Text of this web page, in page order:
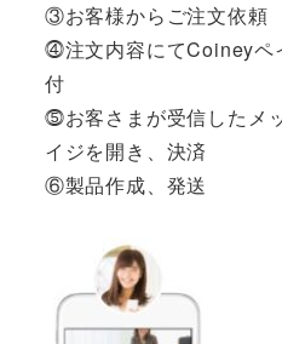
③お客様からご注文依頼
⓸注文内容にてCoineyペ
付
⓹お客さまが受信したメ
イジを開き、決済
⑥製品作成、発送